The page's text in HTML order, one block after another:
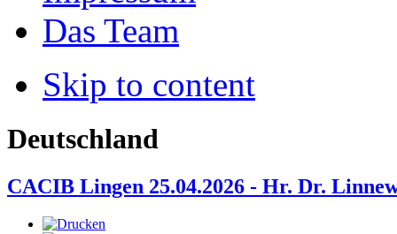
Das Team
Skip to content
Deutschland
CACIB Lingen 25.04.2026 - Hr. Dr.